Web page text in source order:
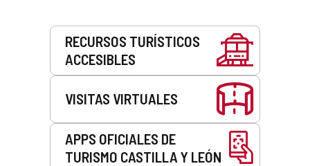
RECURSOS TURÍSTICOS
ACCESIBLES
VISITAS VIRTUALES
APPS OFICIALES DE
TURISMO CASTILLA Y LEÓN